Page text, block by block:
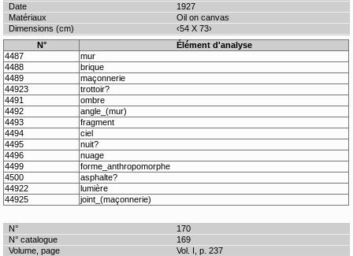
1927
Oil on canvas
‹54 X 73›
N°
Élément d'analyse
4487
mur
4488
brique
4489
maçonnerie
44923
trottoir?
4491
ombre
4492
angle_(mur)
4493
fragment
4494
ciel
4495
nuit?
4496
nuage
4499
forme_anthropomorphe
4500
asphalte?
44922
lumière
44925
joint_(maçonnerie)
170
169
Vol. I, p. 237